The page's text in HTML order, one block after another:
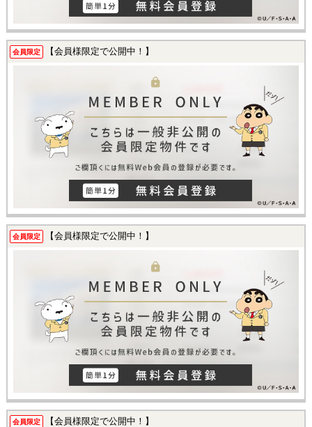
会員限定 【会員様限定で公開中！】
会員限定 【会員様限定で公開中！】
会員限定 【会員様限定で公開中！】